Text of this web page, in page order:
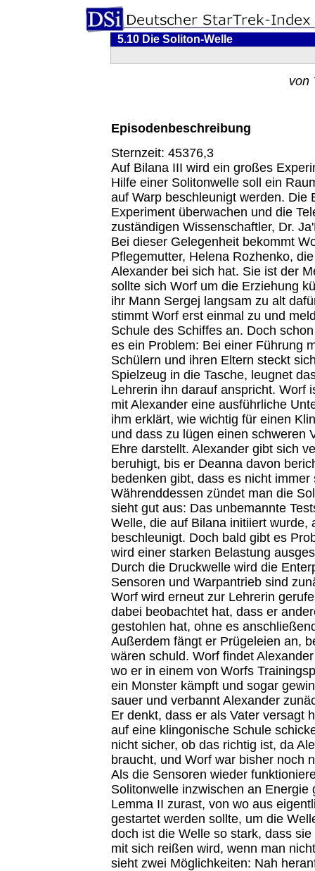
5.10 Die Soliton-Welle
von
Episodenbeschreibung
Sternzeit: 45376,3
Auf Bilana III wird ein großes
Hilfe einer Solitonwelle soll ein
auf Warp beschleunigt werden. Die
Experiment überwachen und die
zuständigen Wissenschaftler, Dr.
Bei dieser Gelegenheit bekommt
Pflegemutter, Helena Rozhenko,
Alexander bei sich hat. Sie ist der
sollte sich Worf um die Erziehung
ihr Mann Sergej langsam zu alt
stimmt Worf erst einmal zu und
Schule des Schiffes an. Doch
es ein Problem: Bei einer Führung
Schülern und ihren Eltern steckt
Spielzeug in die Tasche, leugnet
Lehrerin ihn darauf anspricht. Worf
mit Alexander eine ausführliche
ihm erklärt, wie wichtig für einen
und dass zu lügen einen schweren
Ehre darstellt. Alexander gibt sich
beruhigt, bis er Deanna davon
bedenken gibt, dass es nicht immer
Währenddessen zündet man die
sieht gut aus: Das unbemannte
Welle, die auf Bilana initiiert wurde,
beschleunigt. Doch bald gibt es
wird einer starken Belastung
Durch die Druckwelle wird die
Sensoren und Warpantrieb sind
Worf wird erneut zur Lehrerin
dabei beobachtet hat, dass er
gestohlen hat, ohne es
Außerdem fängt er Prügeleien an,
wären schuld. Worf findet
wo er in einem von Worfs
ein Monster kämpft und sogar
sauer und verbannt Alexander
Er denkt, dass er als Vater versagt
auf eine klingonische Schule
nicht sicher, ob das richtig ist, da
braucht, und Worf war bisher noch
Als die Sensoren wieder
Solitonwelle inzwischen an Energie
Lemma II zurast, von wo aus
gestartet werden sollte, um die
doch ist die Welle so stark, dass
mit sich reißen wird, wenn man
sieht zwei Möglichkeiten: Nah